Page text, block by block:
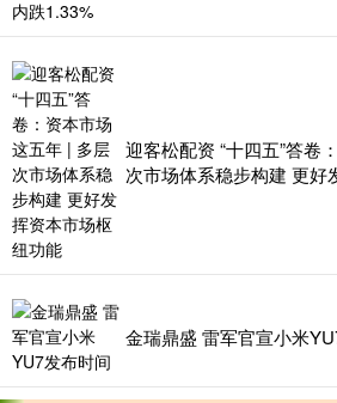
迎客松配资 “十四五”答卷
次市场体系稳步构建 更好
金瑞鼎盛 雷军官宣小米